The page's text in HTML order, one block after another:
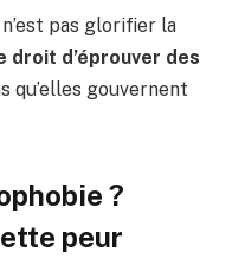
pas glorifier la
droit d’éprouver des
qu’elles gouvernent
?
peur